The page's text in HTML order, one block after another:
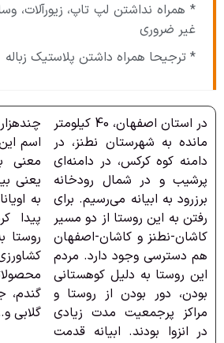
* همراه نداشتن لپ تاپ، زیورآلات،
غیر ضروری
* ترجیحا همراه داشتن پلاستیک زباله
در استان اصفهان، 40 کیلومتر
مانده به شهرستان نطنز، در
دامنه کوه کرکس، در دامنه‌ای
پرشیب و در شمال رودخانه
برزرود به ابیانه می‌رسیم. برای
رفتن به این روستا از دو مسیر
کاشان-نطنز و کاشان-اصفهان
هم دسترسی وجود دارد. مردم
این روستا به دلیل کوهستانی
بودن، دور بودن از روستا و
مراکز پرجمعیت مدت زیادی
در انزوا بودند. ابیانه قدمت
چندهزار ساله دارد. در اصل
اسم این روستا ویونا بوده؛ وی
معنی بید می‌دهد و ویانه
یعنی بیدستان. به مرور زمان
به اویانا و سپس ابیانه تغییر
پیدا کرده است. مردم این
روستا به دامداری، باغداری و
کشاورزی‌ مشغول هستند و
محصولاتی چون بادام، گردو،
گندم، جو، سیب‌زمینی، سیب،
گلابی